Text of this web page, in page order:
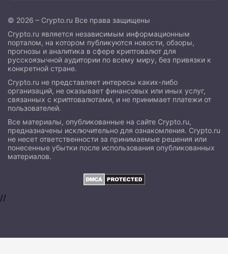
© 2026 – Crypto.ru Все права защищены
Crypto.ru является независимым информационным
порталом, на котором публикуются новости, обзоры,
прогнозы и аналитика в сфере криптовалют для
русскоязычной аудитории по всему миру, без привязки к
конкретной стране.
Crypto.ru не представляет интересы каких-либо
организаций, не оказывает финансовых или иных услуг,
связанных с криптовалютами, и не принимает платежи от
пользователей.
Все материалы, опубликованные на сайте Crypto.ru,
предназначены исключительно для ознакомления. Crypto.ru
не несет ответственности за принимаемые решения или
понесенные убытки после использования опубликованных
материалов.
//